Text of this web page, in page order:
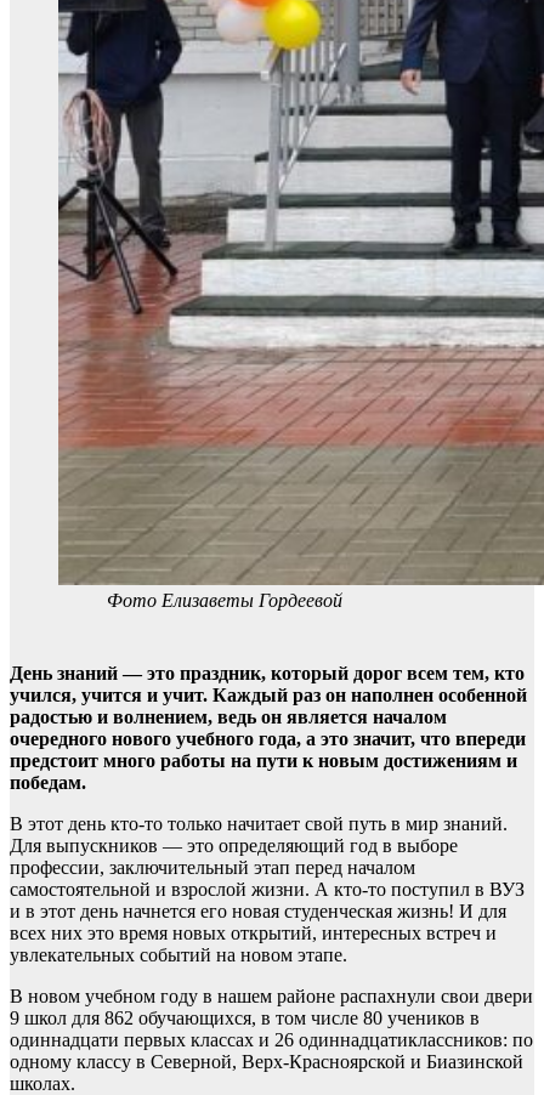
Фото Елизаветы Гордеевой
День знаний — это праздник, который дорог всем тем, кто
учился, учится и учит. Каждый раз он наполнен особенной
радостью и волнением, ведь он является началом
очередного нового учебного года, а это значит, что впереди
предстоит много работы на пути к новым достижениям и
победам.
В этот день кто-то только начитает свой путь в мир знаний.
Для выпускников — это определяющий год в выборе
профессии, заключительный этап перед началом
самостоятельной и взрослой жизни. А кто-то поступил в ВУЗ
и в этот день начнется его новая студенческая жизнь! И для
всех них это время новых открытий, интересных встреч и
увлекательных событий на новом этапе.
В новом учебном году в нашем районе распахнули свои двери
9 школ для 862 обучающихся, в том числе 80 учеников в
одиннадцати первых классах и 26 одиннадцатиклассников: по
одному классу в Северной, Верх-Красноярской и Биазинской
школах.